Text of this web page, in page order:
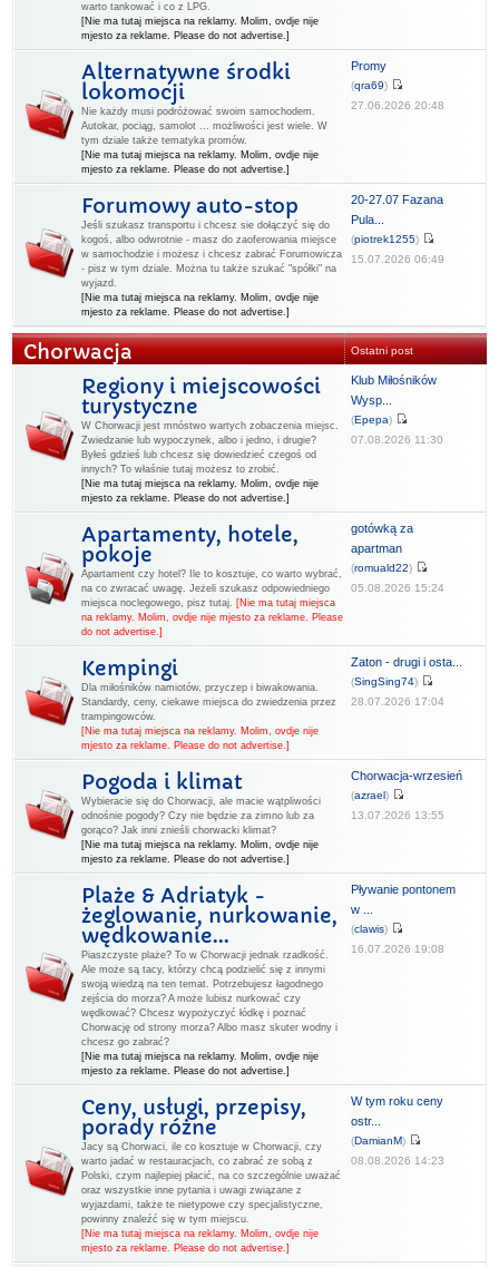
warto tankować i co z LPG.
[Nie ma tutaj miejsca na reklamy. Molim, ovdje nije
mjesto za reklame. Please do not advertise.]
Alternatywne środki
lokomocji
Nie każdy musi podróżować swoim samochodem.
Autokar, pociąg, samolot ... możliwości jest wiele. W
tym dziale także tematyka promów.
[Nie ma tutaj miejsca na reklamy. Molim, ovdje nije
mjesto za reklame. Please do not advertise.]
Promy
(qra69)
27.06.2026 20:48
Forumowy auto-stop
Jeśli szukasz transportu i chcesz sie dołączyć się do
kogoś, albo odwrotnie - masz do zaoferowania miejsce
w samochodzie i możesz i chcesz zabrać Forumowicza
- pisz w tym dziale. Można tu także szukać "spółki" na
wyjazd.
[Nie ma tutaj miejsca na reklamy. Molim, ovdje nije
mjesto za reklame. Please do not advertise.]
20-27.07 Fazana
Pula...
(piotrek1255)
15.07.2026 06:49
Chorwacja Ostatni post
Regiony i miejscowości
turystyczne
W Chorwacji jest mnóstwo wartych zobaczenia miejsc.
Zwiedzanie lub wypoczynek, albo i jedno, i drugie?
Byłeś gdzieś lub chcesz się dowiedzieć czegoś od
innych? To właśnie tutaj możesz to zrobić.
[Nie ma tutaj miejsca na reklamy. Molim, ovdje nije
mjesto za reklame. Please do not advertise.]
Klub Miłośników
Wysp...
(Epepa)
07.08.2026 11:30
Apartamenty, hotele,
pokoje
Apartament czy hotel? Ile to kosztuje, co warto wybrać,
na co zwracać uwagę. Jeżeli szukasz odpowiedniego
miejsca noclegowego, pisz tutaj. [Nie ma tutaj miejsca
na reklamy. Molim, ovdje nije mjesto za reklame. Please
do not advertise.]
gotówką za
apartman
(romuald22)
05.08.2026 15:24
Kempingi
Dla miłośników namiotów, przyczep i biwakowania.
Standardy, ceny, ciekawe miejsca do zwiedzenia przez
trampingowców.
[Nie ma tutaj miejsca na reklamy. Molim, ovdje nije
mjesto za reklame. Please do not advertise.]
Zaton - drugi i osta...
(SingSing74)
28.07.2026 17:04
Pogoda i klimat
Wybieracie się do Chorwacji, ale macie wątpliwości
odnośnie pogody? Czy nie będzie za zimno lub za
gorąco? Jak inni znieśli chorwacki klimat?
[Nie ma tutaj miejsca na reklamy. Molim, ovdje nije
mjesto za reklame. Please do not advertise.]
Chorwacja-wrzesień
(azrael)
13.07.2026 13:55
Plaże & Adriatyk -
żeglowanie, nurkowanie,
wędkowanie...
Piaszczyste plaże? To w Chorwacji jednak rzadkość.
Ale może są tacy, którzy chcą podzielić się z innymi
swoją wiedzą na ten temat. Potrzebujesz łagodnego
zejścia do morza? A może lubisz nurkować czy
wędkować? Chcesz wypożyczyć łódkę i poznać
Chorwację od strony morza? Albo masz skuter wodny i
chcesz go zabrać?
[Nie ma tutaj miejsca na reklamy. Molim, ovdje nije
mjesto za reklame. Please do not advertise.]
Pływanie pontonem
w ...
(clawis)
16.07.2026 19:08
Ceny, usługi, przepisy,
porady różne
Jacy są Chorwaci, ile co kosztuje w Chorwacji, czy
warto jadać w restauracjach, co zabrać ze sobą z
Polski, czym najlepiej płacić, na co szczególnie uważać
oraz wszystkie inne pytania i uwagi związane z
wyjazdami, także te nietypowe czy specjalistyczne,
powinny znaleźć się w tym miejscu.
[Nie ma tutaj miejsca na reklamy. Molim, ovdje nije
mjesto za reklame. Please do not advertise.]
W tym roku ceny
ostr...
(DamianM)
08.08.2026 14:23